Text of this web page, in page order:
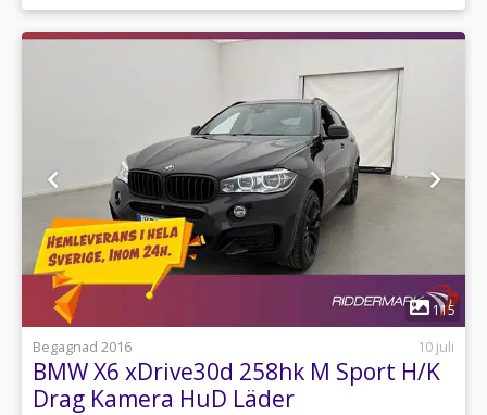
115
Begagnad 2016
10 juli
BMW X6 xDrive30d 258hk M Sport H/K
Drag Kamera HuD Läder